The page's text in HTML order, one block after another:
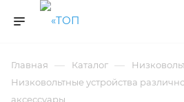
Главная — Каталог —
Низковольтные устройства
аксессуары